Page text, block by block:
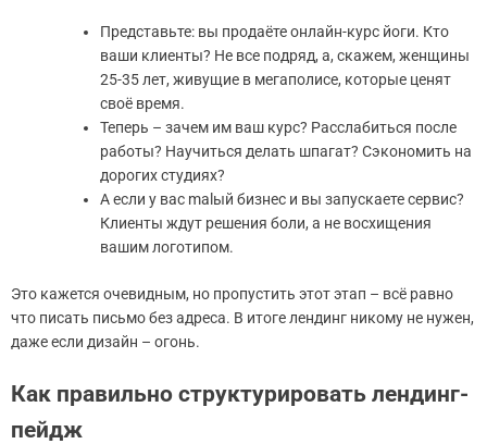
Представьте: вы продаёте онлайн-курс йоги. Кто
ваши клиенты? Не все подряд, а, скажем, женщины
25-35 лет, живущие в мегаполисе, которые ценят
своё время.
Теперь – зачем им ваш курс? Расслабиться после
работы? Научиться делать шпагат? Сэкономить на
дорогих студиях?
А если у вас malый бизнес и вы запускаете сервис?
Клиенты ждут решения боли, а не восхищения
вашим логотипом.
Это кажется очевидным, но пропустить этот этап – всё равно
что писать письмо без адреса. В итоге лендинг никому не нужен,
даже если дизайн – огонь.
Как правильно структурировать лендинг-
пейдж